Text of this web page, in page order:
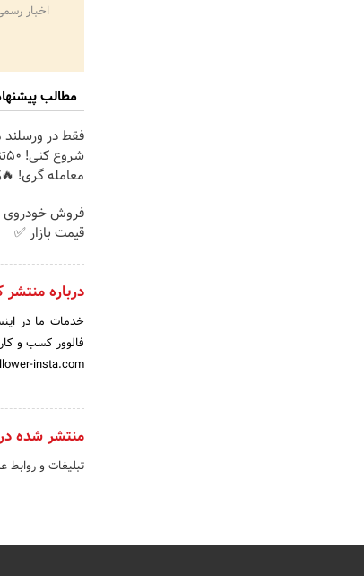
اخبار
مطالب
فقط در ورسلند
معامله گری!
فروش خودروی
قیمت بازار ✅
درباره منتشر
خدمات ما در
فالوور کسب و
insta.com
منتشر شده
تبلیغات و روابط